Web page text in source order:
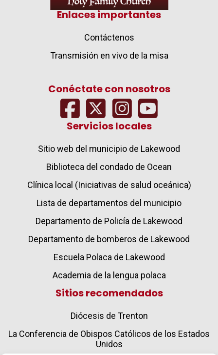
Enlaces importantes
Contáctenos
Transmisión en vivo de la misa
Conéctate con nosotros
Servicios locales
Sitio web del municipio de Lakewood
Biblioteca del condado de Ocean
Clínica local (Iniciativas de salud oceánica)
Lista de departamentos del municipio
Departamento de Policía de Lakewood
Departamento de bomberos de Lakewood
Escuela Polaca de Lakewood
Academia de la lengua polaca
Sitios recomendados
Diócesis de Trenton
La Conferencia de Obispos Católicos de los Estados
Unidos